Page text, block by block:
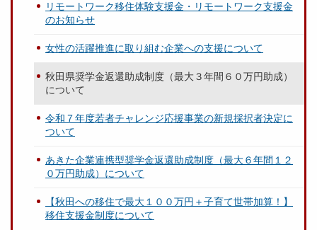
リモートワーク移住体験支援金・リモートワーク支援金
のお知らせ
女性の活躍推進に取り組む企業への支援について
秋田県奨学金返還助成制度（最大３年間６０万円助成）
について
令和７年度若者チャレンジ応援事業の新規採択者決定に
ついて
あきた企業連携型奨学金返還助成制度（最大６年間１２
０万円助成）について
【秋田への移住で最大１００万円＋子育て世帯加算！】
移住支援金制度について